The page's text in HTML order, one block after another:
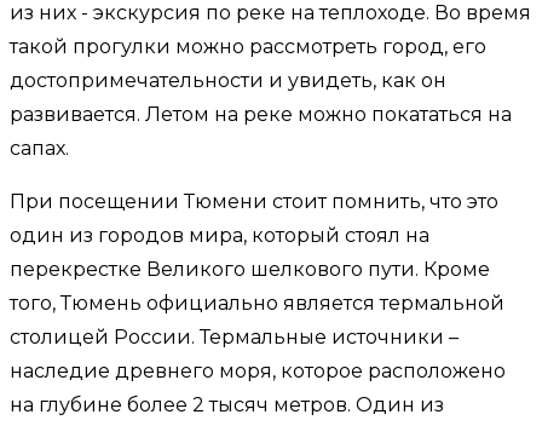
из них - экскурсия по реке на теплоходе. Во время
такой прогулки можно рассмотреть город, его
достопримечательности и увидеть, как он
развивается. Летом на реке можно покататься на
сапах.
При посещении Тюмени стоит помнить, что это
один из городов мира, который стоял на
перекрестке Великого шелкового пути. Кроме
того, Тюмень официально является термальной
столицей России. Термальные источники –
наследие древнего моря, которое расположено
на глубине более 2 тысяч метров. Один из